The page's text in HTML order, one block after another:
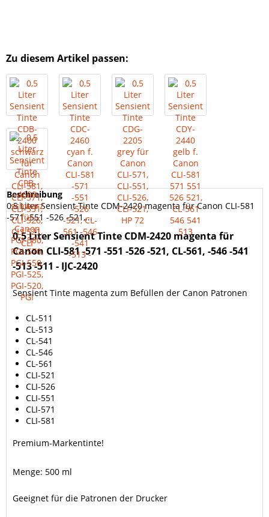
Zu diesem Artikel passen:
Beschreibung
0,5 Liter Sensient Tinte CDM-2420 magenta für Canon CLI-581
-571 -551 -526 -521,...
0,5 Liter Sensient Tinte CDM-2420 magenta für
Canon CLI-581 -571 -551 -526 -521, CL-561, -546 -541
-513 -511 - IJC-2420
Sensient Tinte magenta zum Befüllen der Canon Patronen
CL-511
CL-513
CL-541
CL-546
CL-561
CLI-521
CLI-526
CLI-551
CLI-571
CLI-581
Premium-Markentinte!
Menge: 500 ml
Geeignet für die Patronen der Drucker